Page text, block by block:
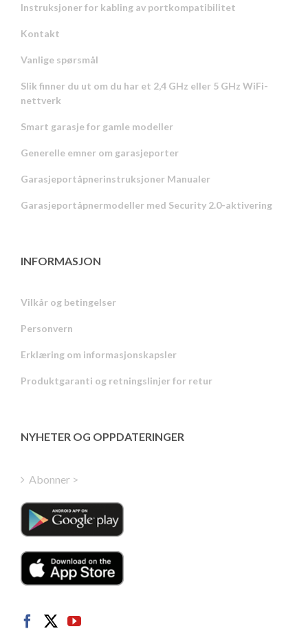
Instruksjoner for kabling av portkompatibilitet
Kontakt
Vanlige spørsmål
Slik finner du ut om du har et 2,4 GHz eller 5 GHz WiFi-
nettverk
Smart garasje for gamle modeller
Generelle emner om garasjeporter
Garasjeportåpnerinstruksjoner Manualer
Garasjeportåpnermodeller med Security 2.0-aktivering
INFORMASJON
Vilkår og betingelser
Personvern
Erklæring om informasjonskapsler
Produktgaranti og retningslinjer for retur
NYHETER OG OPPDATERINGER
Abonner >